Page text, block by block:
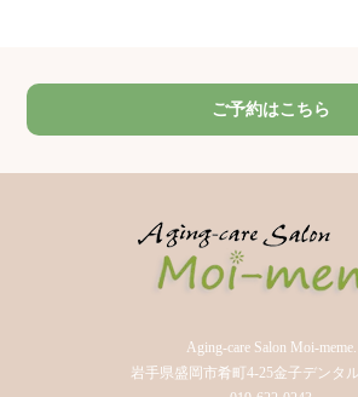
ご予約はこちら
Aging-care Salon Moi-meme.
岩手県盛岡市肴町4-25金子デンタ